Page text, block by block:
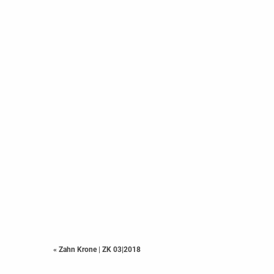
« Zahn Krone ZK 03|2018